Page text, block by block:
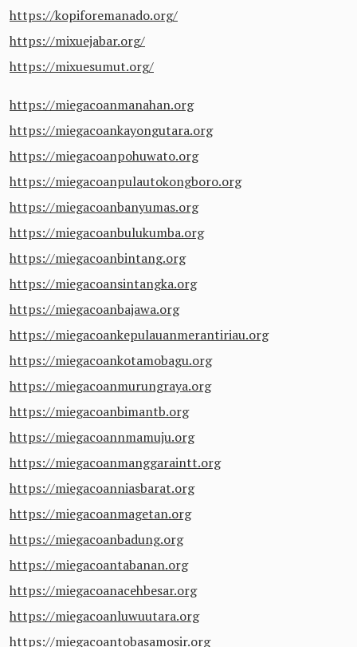
https://kopiforemanado.org/
https://mixuejabar.org/
https://mixuesumut.org/
https://miegacoanmanahan.org
https://miegacoankayongutara.org
https://miegacoanpohuwato.org
https://miegacoanpulautokongboro.org
https://miegacoanbanyumas.org
https://miegacoanbulukumba.org
https://miegacoanbintang.org
https://miegacoansintangka.org
https://miegacoanbajawa.org
https://miegacoankepulauanmerantiriau.org
https://miegacoankotamobagu.org
https://miegacoanmurungraya.org
https://miegacoanbimantb.org
https://miegacoannmamuju.org
https://miegacoanmanggaraintt.org
https://miegacoanniasbarat.org
https://miegacoanmagetan.org
https://miegacoanbadung.org
https://miegacoantabanan.org
https://miegacoanacehbesar.org
https://miegacoanluwuutara.org
https://miegacoantobasamosir.org